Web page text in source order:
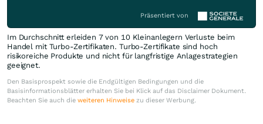
Präsentiert von
Im Durchschnitt erleiden 7 von 10 Kleinanlegern Verluste beim
Handel mit Turbo-Zertifikaten. Turbo-Zertifikate sind hoch
risikoreiche Produkte und nicht für langfristige Anlagestrategien
geeignet.
Den Basisprospekt sowie die Endgültigen Bedingungen und die
Basisinformationsblätter erhalten Sie bei Klick auf das Disclaimer Dokument.
Beachten Sie auch die weiteren Hinweise zu dieser Werbung.